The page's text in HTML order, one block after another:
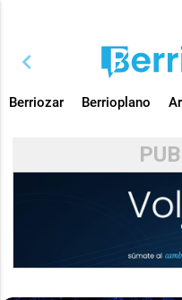
chevron_left
Berriozar Berrioplano